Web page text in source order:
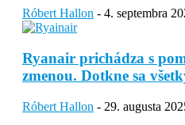
Róbert Hallon - 4. septembra
Ryanair prichádza s
zmenou. Dotkne sa
Róbert Hallon - 29. augusta